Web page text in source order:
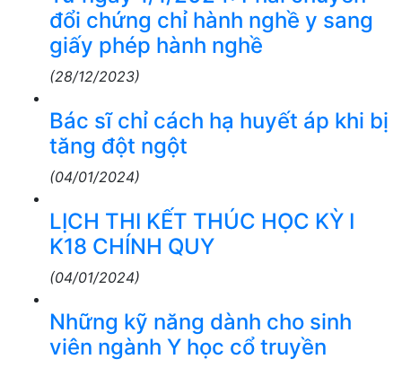
đổi chứng chỉ hành nghề y sang
giấy phép hành nghề
(28/12/2023)
Bác sĩ chỉ cách hạ huyết áp khi bị
tăng đột ngột
(04/01/2024)
LỊCH THI KẾT THÚC HỌC KỲ I
K18 CHÍNH QUY
(04/01/2024)
Những kỹ năng dành cho sinh
viên ngành Y học cổ truyền